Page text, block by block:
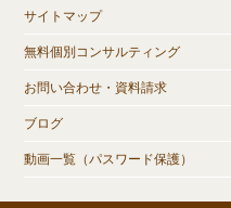
サイトマップ
無料個別コンサルティング
お問い合わせ・資料請求
ブログ
動画一覧（パスワード保護）